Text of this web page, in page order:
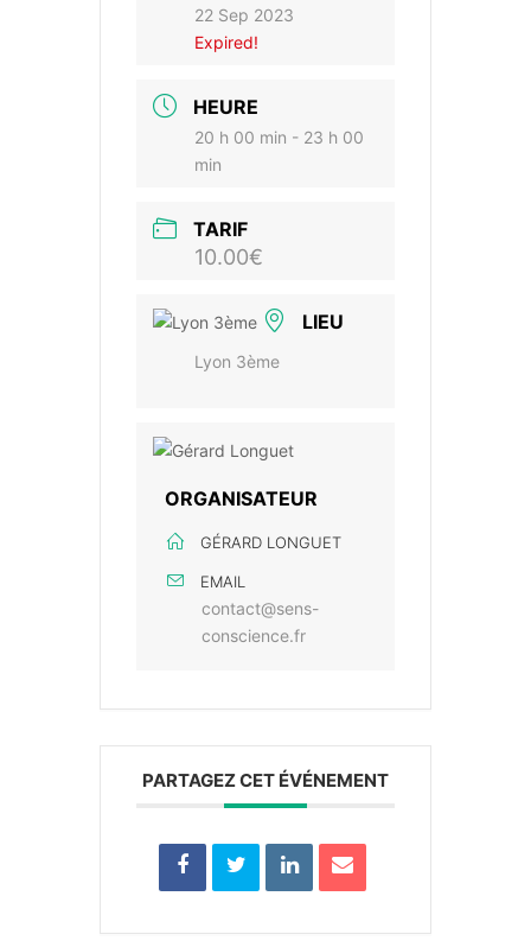
22 Sep 2023
Expired!
HEURE
20 h 00 min - 23 h 00
min
TARIF
10.00€
LIEU
Lyon 3ème
ORGANISATEUR
GÉRARD LONGUET
EMAIL
contact@sens-
conscience.fr
PARTAGEZ CET ÉVÉNEMENT